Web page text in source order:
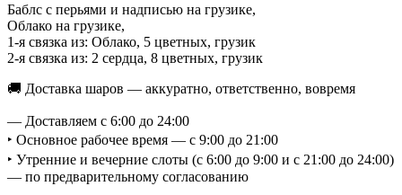
Баблс с перьями и надписью на грузике,
Облако на грузике,
1-я связка из: Облако, 5 цветных, грузик
2-я связка из: 2 сердца, 8 цветных, грузик
🚚 Доставка шаров — аккуратно, ответственно, вовремя
— Доставляем с 6:00 до 24:00
‣ Основное рабочее время — с 9:00 до 21:00
‣ Утренние и вечерние слоты (с 6:00 до 9:00 и с 21:00 до 24:00)
— по предварительному согласованию